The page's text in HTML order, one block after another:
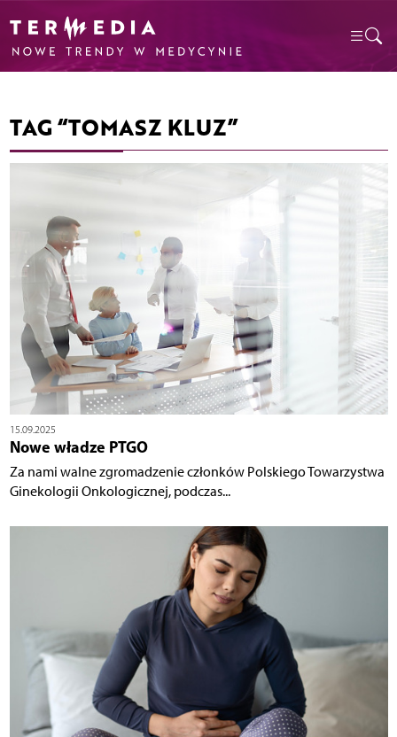
TAG “TOMASZ KLUZ”
15.09.2025
Nowe władze PTGO
Za nami walne zgromadzenie członków Polskiego Towarzystwa
Ginekologii Onkologicznej, podczas...